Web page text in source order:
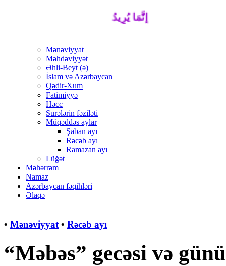
إِنَّمَا يُرِيدُ اللَّهُ لِيُذْهِبَ عَنْكُمُ الرِّجْسَ
Mənəviyyat
Məhdəviyyət
Əhli-Beyt (ə)
İslam və Azərbaycan
Qədir-Xum
Fatimiyyə
Həcc
Surələrin fəziləti
Müqəddəs aylar
Şaban ayı
Rəcəb ayı
Ramazan ayı
Lüğət
Məhərrəm
Namaz
Azərbaycan fəqihləri
Əlaqə
• Mənəviyyat • Rəcəb ayı
“Məbəs” gecəsi və